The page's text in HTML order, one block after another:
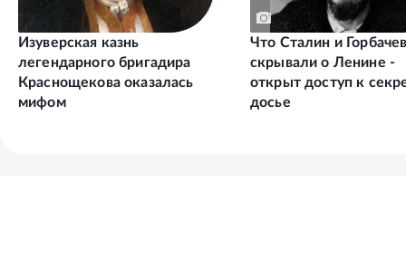
Изуверская казнь
легендарного бригадира
Краснощекова оказалась
мифом
Что Сталин и
скрывали о Ленине -
открыт доступ к
досье